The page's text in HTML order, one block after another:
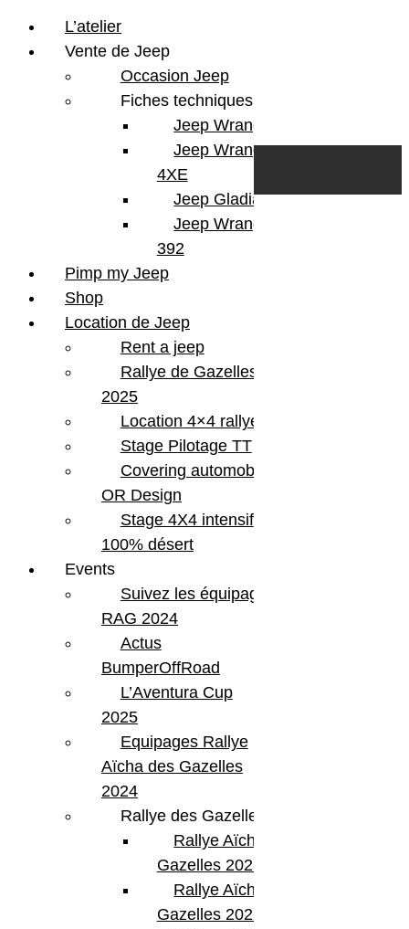
L’atelier
Vente de Jeep
Occasion Jeep
Fiches techniques
Jeep Wrangler JL
Jeep Wrangler
4XE
Jeep Gladiator
Jeep Wrangler V8
392
Pimp my Jeep
Shop
Location de Jeep
Rent a jeep
Rallye de Gazelles
2025
Location 4×4 rallye
Stage Pilotage TT
Covering automobile –
OR Design
Stage 4X4 intensif
100% désert
Events
Suivez les équipages
RAG 2024
Actus
BumperOffRoad
L’Aventura Cup
2025
Equipages Rallye
Aïcha des Gazelles
2024
Rallye des Gazelles
Rallye Aïcha des
Gazelles 2023
Rallye Aïcha des
Gazelles 2022